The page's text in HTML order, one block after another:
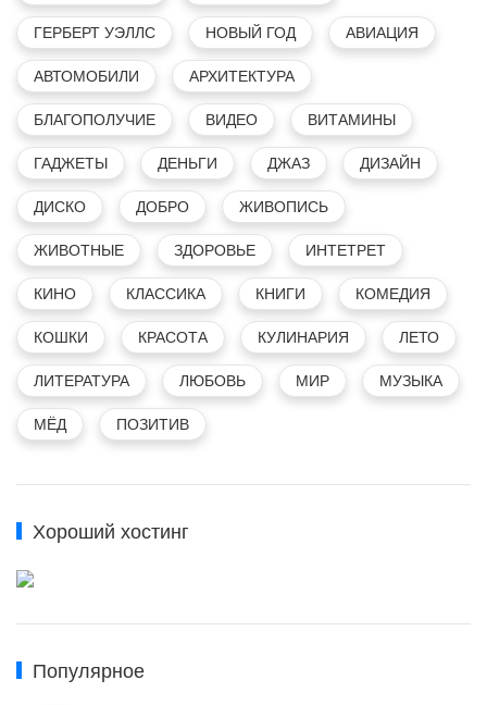
ГЕРБЕРТ УЭЛЛС НОВЫЙ ГОД
АВИАЦИЯ
АВТОМОБИЛИ
АРХИТЕКТУРА
БЛАГОПОЛУЧИЕ
ВИДЕО
ВИТАМИНЫ
ГАДЖЕТЫ
ДЕНЬГИ ДЖАЗ
ДИЗАЙН
ДИСКО
ДОБРО
ЖИВОПИСЬ
ЖИВОТНЫЕ
ЗДОРОВЬЕ
ИНТЕТРЕТ
КИНО
КЛАССИКА КНИГИ
КОМЕДИЯ
КОШКИ
КРАСОТА КУЛИНАРИЯ
ЛЕТО
ЛИТЕРАТУРА
ЛЮБОВЬ МИР
МУЗЫКА
МЁД
ПОЗИТИВ
Хороший хостинг
Популярное